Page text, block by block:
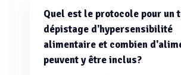
Quel est le protocole pour un
dépistage d'hypersensibilité
alimentaire et combien
peuvent y être inclus?